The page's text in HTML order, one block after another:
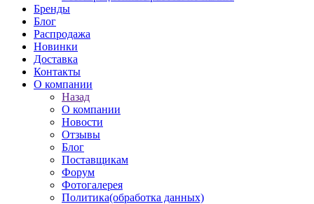
Бренды
Блог
Распродажа
Новинки
Доставка
Контакты
О компании
Назад
О компании
Новости
Отзывы
Блог
Поставщикам
Форум
Фотогалерея
Политика(обработка данных)